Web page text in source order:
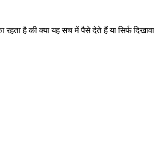
है की क्या यह सच में पैसे देते हैं या सिर्फ दिखावा